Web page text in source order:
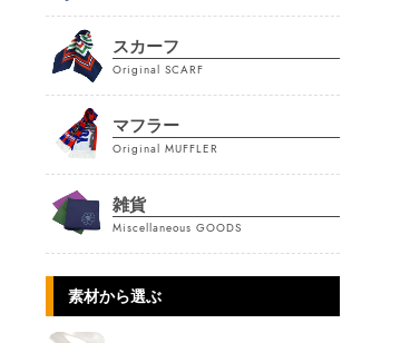
スカーフ
Original SCARF
マフラー
Original MUFFLER
雑貨
Miscellaneous GOODS
素材から選ぶ